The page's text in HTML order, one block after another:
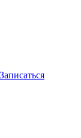
Записаться